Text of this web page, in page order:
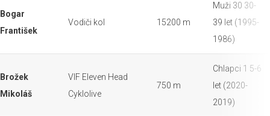
Bogar
František
Vodiči kol 15200 m
Muži 30 30-
39 let (1995-
1986)
Brožek
Mikoláš
VIF Eleven Head
Cyklolive
750 m
Chlapci 1 5-6
let (2020-
2019)